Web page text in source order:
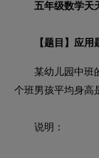
五年级数学天
【题目】应用
某幼儿园中班的
个班男孩平均身高
说明：